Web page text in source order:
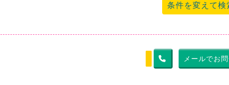
条件を変えて検
メールでお